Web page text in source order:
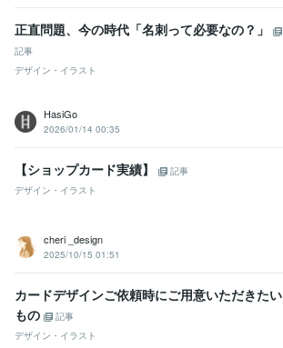
正直問題、今の時代「名刺って必要なの？」
記事
デザイン・イラスト
HasiGo
2026/01/14 00:35
【ショップカード実績】
記事
デザイン・イラスト
cheri _design
2025/10/15 01:51
カードデザインご依頼時にご用意いただきたい
もの
記事
デザイン・イラスト